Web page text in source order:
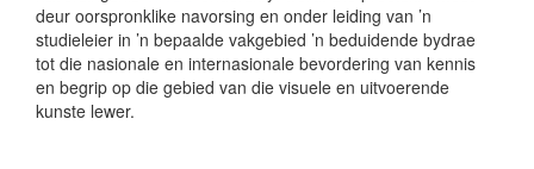
deur oorspronklike navorsing en onder leiding van ’n
studieleier in ’n bepaalde vakgebied ’n beduidende bydrae
tot die nasionale en internasionale bevordering van kennis
en begrip op die gebied van die visuele en uitvoerende
kunste lewer.